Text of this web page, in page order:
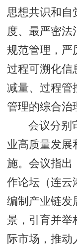
思想共识和自
度、最严密法
规范管理，严
过程可溯化信
减量、过程管
管理的综合治
会议分别
业高质量发展
施。会议指出
作论坛（连云
编制产业链发
景，引育并举
际市场，推动